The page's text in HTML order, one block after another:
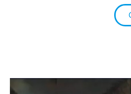
Piceno, per la fiducia riposta in me